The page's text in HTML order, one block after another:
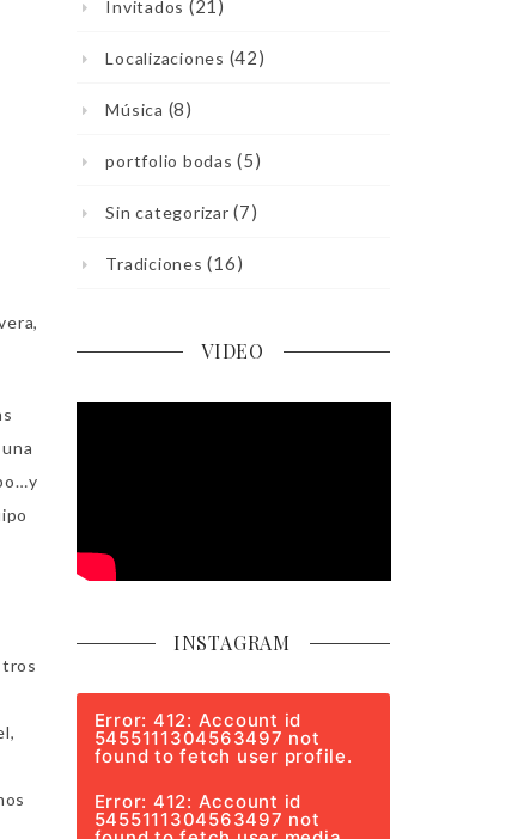
Invitados (21)
Localizaciones (42)
Música (8)
portfolio bodas (5)
Sin categorizar (7)
Tradiciones (16)
VIDEO
INSTAGRAM
Error: 412: Account id
5455111304563497 not
found to fetch user profile.
Error: 412: Account id
5455111304563497 not